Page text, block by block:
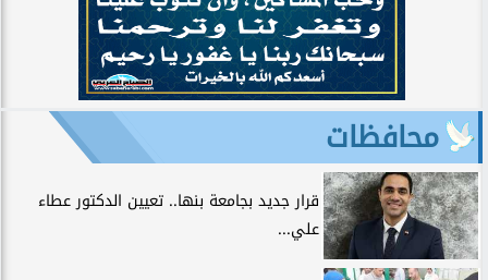
محافظات
قرار جديد بجامعة بنها.. تعيين الدكتور عطاء
علي...